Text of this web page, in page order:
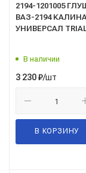
2194-1201005
ВАЗ-2194
УНИВЕРСАЛ
В наличии
3 230₽/шт
В КОРЗИНУ